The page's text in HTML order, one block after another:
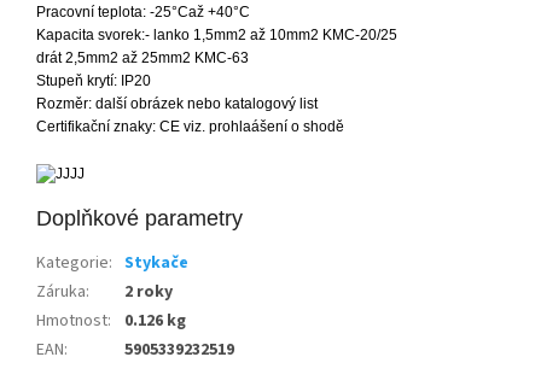
Pracovní teplota: -25°Caž +40°C
Kapacita svorek:- lanko 1,5mm2 až 10mm2 KMC-20/25
drát 2,5mm2 až 25mm2 KMC-63
Stupeň krytí: IP20
Rozměr: další obrázek nebo katalogový list
Certifikační znaky: CE viz. prohlaášení o shodě
Doplňkové parametry
Kategorie: Stykače
Záruka:
2 roky
Hmotnost:
0.126 kg
EAN: 5905339232519